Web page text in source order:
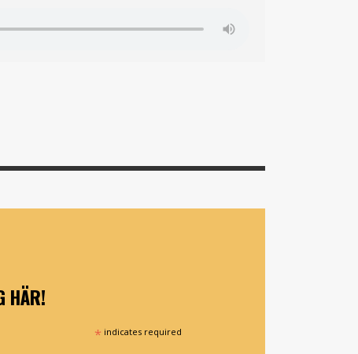
HÄR!
* indicates required